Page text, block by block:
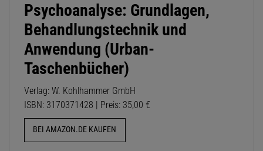
Psychoanalyse: Grundlagen,
Behandlungstechnik und
Anwendung (Urban-
Taschenbücher)
Verlag: W. Kohlhammer GmbH
ISBN: 3170371428 | Preis: 35,00 €
BEI AMAZON.DE KAUFEN